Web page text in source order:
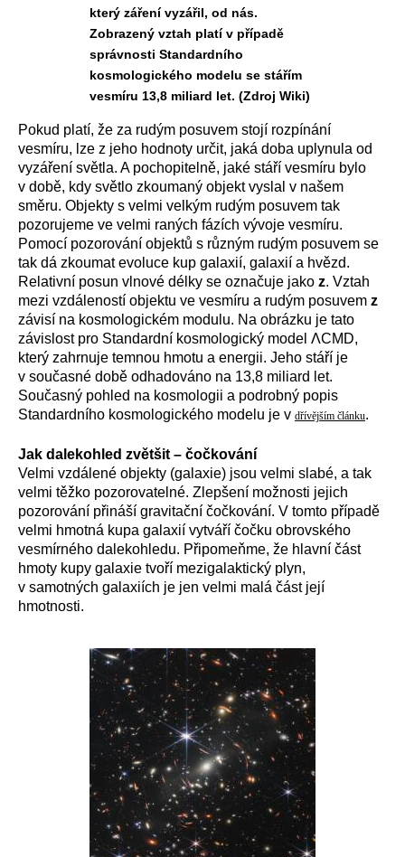
který záření vyzářil, od nás.
Zobrazený vztah platí v případě
správnosti Standardního
kosmologického modelu se stářím
vesmíru 13,8 miliard let. (Zdroj Wiki)
Pokud platí, že za rudým posuvem stojí rozpínání
vesmíru, lze z jeho hodnoty určit, jaká doba uplynula od
vyzáření světla. A pochopitelně, jaké stáří vesmíru bylo
v době, kdy světlo zkoumaný objekt vyslal v našem
směru. Objekty s velmi velkým rudým posuvem tak
pozorujeme ve velmi raných fázích vývoje vesmíru.
Pomocí pozorování objektů s různým rudým posuvem se
tak dá zkoumat evoluce kup galaxií, galaxií a hvězd.
Relativní posun vlnové délky se označuje jako z. Vztah
mezi vzdáleností objektu ve vesmíru a rudým posuvem z
závisí na kosmologickém modulu. Na obrázku je tato
závislost pro Standardní kosmologický model ΛCMD,
který zahrnuje temnou hmotu a energii. Jeho stáří je
v současné době odhadováno na 13,8 miliard let.
Současný pohled na kosmologii a podrobný popis
Standardního kosmologického modelu je v dřívějším článku.
Jak dalekohled zvětšit – čočkování
Velmi vzdálené objekty (galaxie) jsou velmi slabé, a tak
velmi těžko pozorovatelné. Zlepšení možnosti jejich
pozorování přináší gravitační čočkování. V tomto případě
velmi hmotná kupa galaxií vytváří čočku obrovského
vesmírného dalekohledu. Připomeňme, že hlavní část
hmoty kupy galaxie tvoří mezigalaktický plyn,
v samotných galaxiích je jen velmi malá část její
hmotnosti.